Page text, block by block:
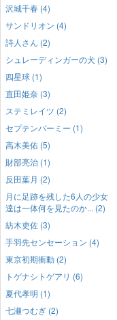
沢城千春 (4)
サンドリオン (4)
詩人さん (2)
シュレーディンガーの犬 (3)
四星球 (1)
直田姫奈 (3)
ステミレイツ (2)
セプテンバーミー (1)
高木美佑 (5)
財部亮治 (1)
反田葉月 (2)
月に足跡を残した6人の少女
達は一体何を見たのか... (2)
紡木吏佐 (3)
手羽先センセーション (4)
東京初期衝動 (2)
トゲナシトゲアリ (6)
夏代孝明 (1)
七瀬つむぎ (2)